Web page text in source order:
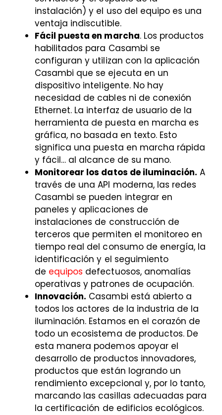
instalación) y el uso del equipo es una
ventaja indiscutible.
Fácil puesta en marcha. Los productos
habilitados para Casambi se
configuran y utilizan con la aplicación
Casambi que se ejecuta en un
dispositivo inteligente. No hay
necesidad de cables ni de conexión
Ethernet. La interfaz de usuario de la
herramienta de puesta en marcha es
gráfica, no basada en texto. Esto
significa una puesta en marcha rápida
y fácil… al alcance de su mano.
Monitorear los datos de iluminación. A
través de una API moderna, las redes
Casambi se pueden integrar en
paneles y aplicaciones de
instalaciones de construcción de
terceros que permiten el monitoreo en
tiempo real del consumo de energía, la
identificación y el seguimiento
de equipos defectuosos, anomalías
operativas y patrones de ocupación.
Innovación. Casambi está abierto a
todos los actores de la industria de la
iluminación. Estamos en el corazón de
todo un ecosistema de productos. De
esta manera podemos apoyar el
desarrollo de productos innovadores,
productos que están logrando un
rendimiento excepcional y, por lo tanto,
marcando las casillas adecuadas para
la certificación de edificios ecológicos.